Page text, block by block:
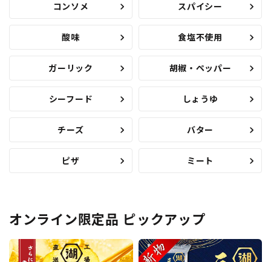
コンソメ スパイシー
酸味 食塩不使用
ガーリック 胡椒・ペッパー
シーフード しょうゆ
チーズ バター
ピザ ミート
オンライン限定品 ピックアップ